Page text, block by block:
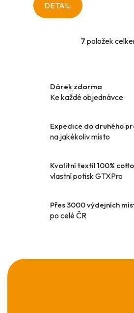
hvězdiček.DETAIL
O
a
p
k
y
p
7 položek
Dárek zdarma
Ke každé objednávce
Expedice do druhého
na jakékoliv místo
Kvalitní textil 100%
vlastní potisk GTXPro
Přes 3000 výdejních
po celé ČR
Z
á